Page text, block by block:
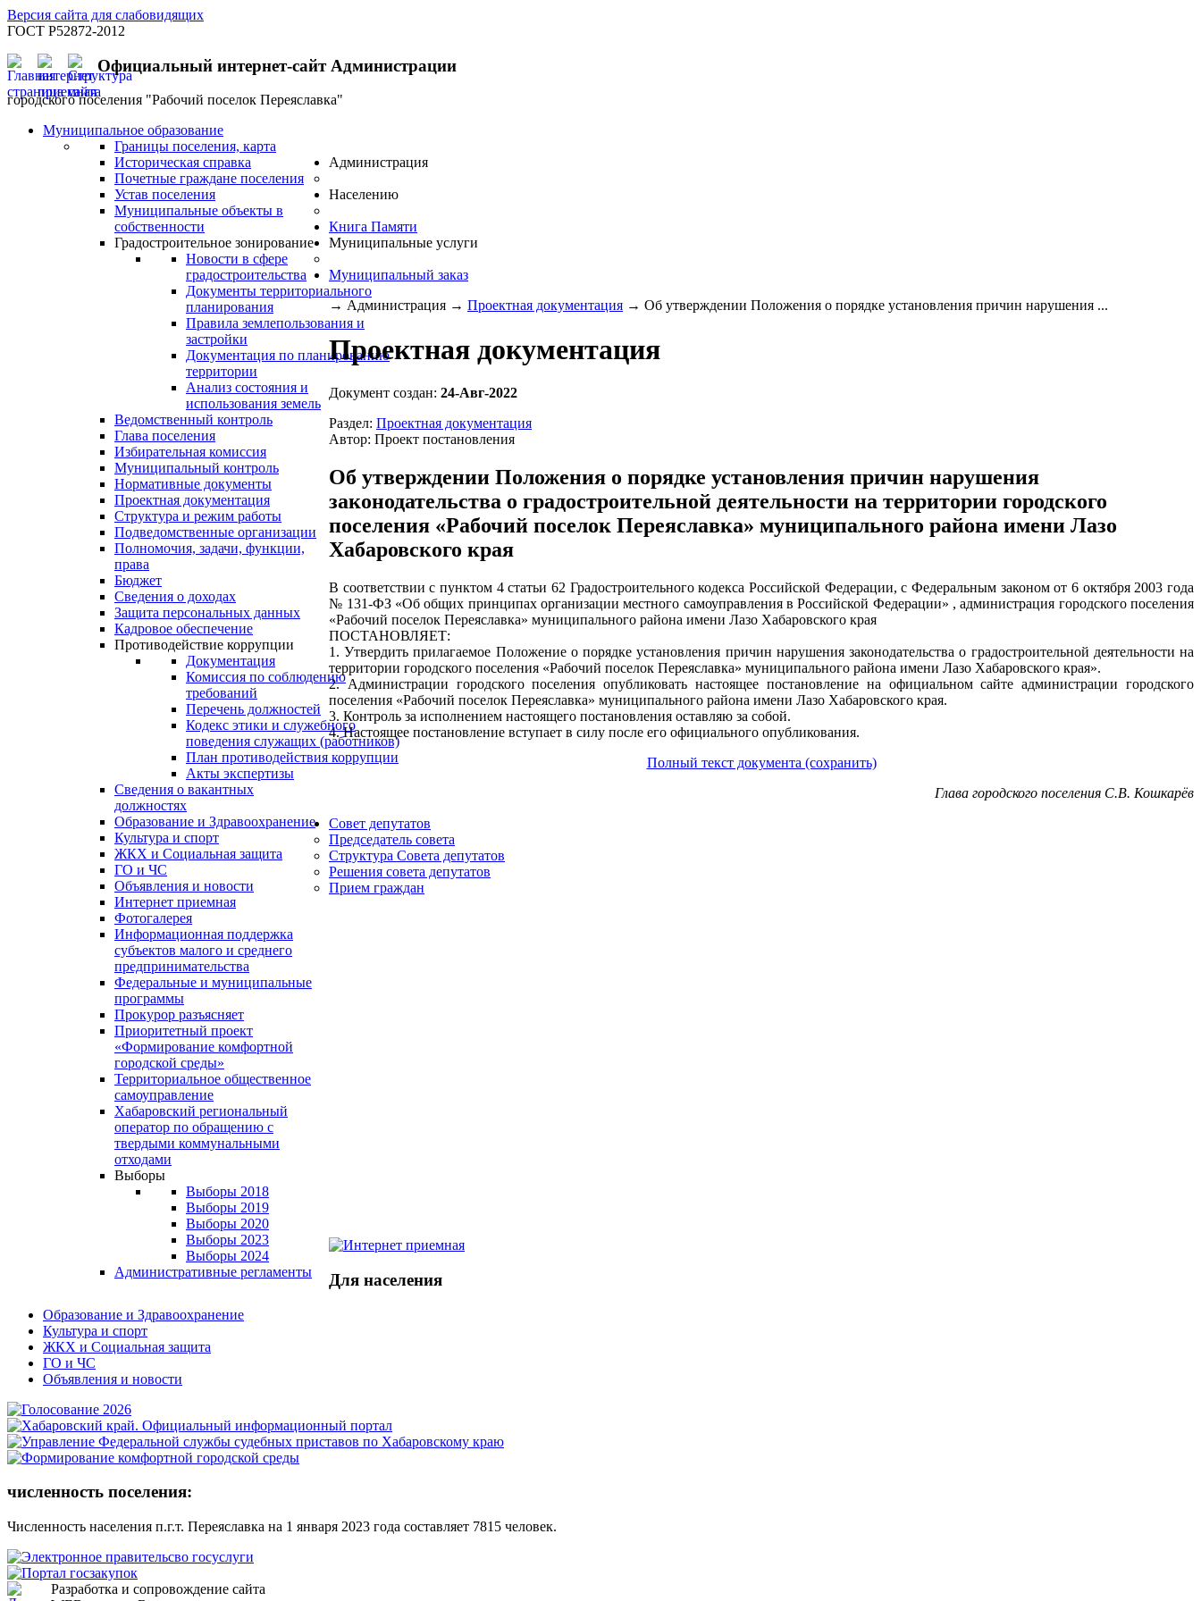
Версия сайта для слабовидящих
ГОСТ Р52872-2012
Официальный интернет-сайт Администрации
городского поселения "Рабочий поселок Переяславка"
Муниципальное образование
Границы поселения, карта
Историческая справка
Почетные граждане поселения
Устав поселения
Муниципальные объекты в
собственности
Градостроительное зонирование
Новости в сфере
градостроительства
Документы территориального
планирования
Правила землепользования и
застройки
Документация по планированию
территории
Анализ состояния и
использования земель
Ведомственный контроль
Глава поселения
Избирательная комиссия
Муниципальный контроль
Администрация
Нормативные документы
Проектная документация
Структура и режим работы
Подведомственные организации
Полномочия, задачи, функции,
права
Бюджет
Сведения о доходах
Защита персональных данных
Кадровое обеспечение
Противодействие коррупции
Документация
Комиссия по соблюдению
требований
Перечень должностей
Кодекс этики и служебного
поведения служащих (работников)
План противодействия коррупции
Акты экспертизы
Сведения о вакантных
должностях
Населению
Образование и Здравоохранение
Культура и спорт
ЖКХ и Социальная защита
ГО и ЧС
Объявления и новости
Интернет приемная
Фотогалерея
Информационная поддержка
субъектов малого и среднего
предпринимательства
Федеральные и муниципальные
программы
Прокурор разъясняет
Приоритетный проект
«Формирование комфортной
городской среды»
Территориальное общественное
самоуправление
Хабаровский региональный
оператор по обращению с
твердыми коммунальными
отходами
Выборы
Выборы 2018
Выборы 2019
Выборы 2020
Выборы 2023
Выборы 2024
Книга Памяти
Муниципальные услуги
Административные регламенты
Муниципальный заказ
→ Администрация → Проектная документация → Об утверждении Положения о порядке установления причин нарушения ...
Проектная документация
Документ создан: 24-Авг-2022
Раздел: Проектная документация
Автор: Проект постановления
Об утверждении Положения о порядке установления причин нарушения
законодательства о градостроительной деятельности на территории городского
поселения «Рабочий поселок Переяславка» муниципального района имени Лазо
Хабаровского края
В соответствии с пунктом 4 статьи 62 Градостроительного кодекса Российской Федерации, с Федеральным законом от 6 октября 2003 года
№ 131-ФЗ «Об общих принципах организации местного самоуправления в Российской Федерации» , администрация городского поселения
«Рабочий поселок Переяславка» муниципального района имени Лазо Хабаровского края
ПОСТАНОВЛЯЕТ:
1. Утвердить прилагаемое Положение о порядке установления причин нарушения законодательства о градостроительной деятельности на
территории городского поселения «Рабочий поселок Переяславка» муниципального района имени Лазо Хабаровского края».
2. Администрации городского поселения опубликовать настоящее постановление на официальном сайте администрации городского
поселения «Рабочий поселок Переяславка» муниципального района имени Лазо Хабаровского края.
3. Контроль за исполнением настоящего постановления оставляю за собой.
4. Настоящее постановление вступает в силу после его официального опубликования.
Полный текст документа (сохранить)
Глава городского поселения С.В. Кошкарёв
Совет депутатов
Председатель совета
Структура Совета депутатов
Решения совета депутатов
Прием граждан
Для населения
Образование и Здравоохранение
Культура и спорт
ЖКХ и Социальная защита
ГО и ЧС
Объявления и новости
численность поселения:
Численность населения п.г.т. Переяславка на 1 января 2023 года составляет 7815 человек.
Разработка и сопровождение сайта